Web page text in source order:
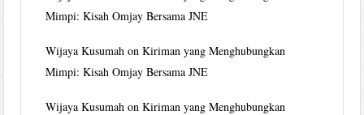
Mimpi: Kisah Omjay Bersama JNE
Wijaya Kusumah onKiriman yang Menghubungkan
Mimpi: Kisah Omjay Bersama JNE
Wijaya Kusumah onKiriman yang Menghubungkan